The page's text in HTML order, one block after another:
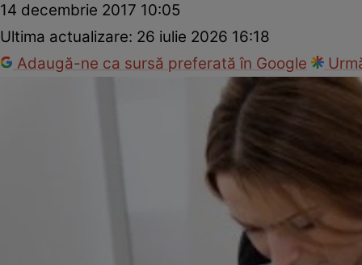
14 decembrie 2017 10:05
Ultima actualizare: 26 iulie 2026 16:18
Adaugă-ne ca sursă preferată în Google